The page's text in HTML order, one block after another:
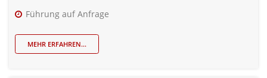
Führung auf Anfrage
MEHR ERFAHREN...